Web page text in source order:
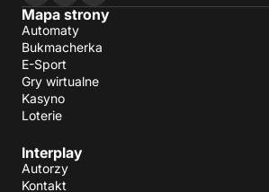
Mapa strony
Automaty
Bukmacherka
E-Sport
Gry wirtualne
Kasyno
Loterie
Interplay
Autorzy
Kontakt